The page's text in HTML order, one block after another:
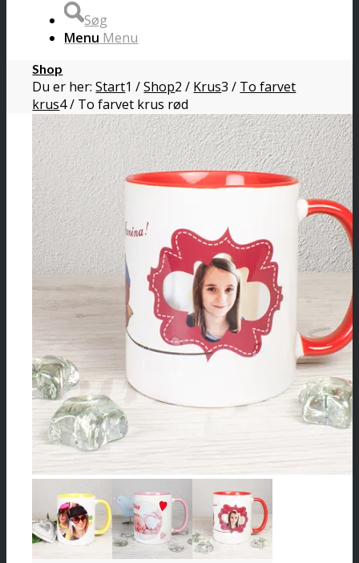
Søg
Menu Menu
Shop
Du er her: Start1 / Shop2 / Krus3 / To farvet
krus4/ To farvet krus rød